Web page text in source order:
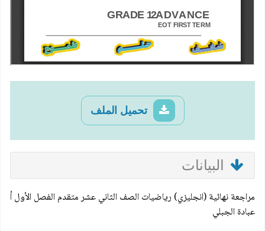
تحميل الملف
البيانات
مراجعة نهائية (انجليزي) رياضيات الصف الثاني عشر متقدم الفصل الأول أ
عبادة الجبلي